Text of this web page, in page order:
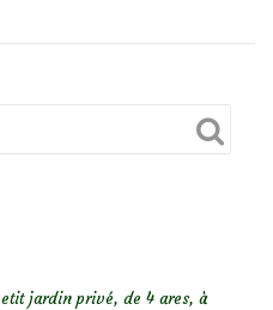
jardin privé, de 4 ares, à